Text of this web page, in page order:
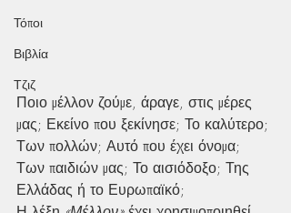
Τόποι
Βιβλία
Τζιζ
Ποιο μέλλον ζούμε, άραγε, στις μέρες
μας; Εκείνο που ξεκίνησε; Το καλύτερο;
Των πολλών; Αυτό που έχει όνομα;
Των παιδιών μας; Το αισιόδοξο; Της
Ελλάδας ή το Ευρωπαϊκό;